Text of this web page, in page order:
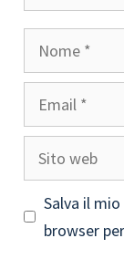
Sito
web
Salva il
browser